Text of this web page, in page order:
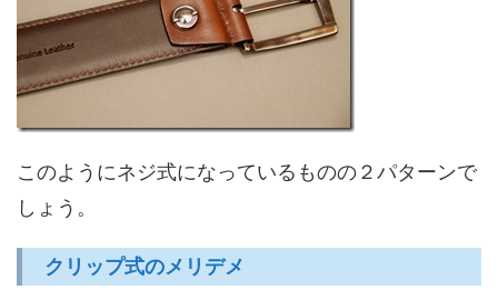
このようにネジ式になっているものの２パターンで
しょう。
クリップ式のメリデメ